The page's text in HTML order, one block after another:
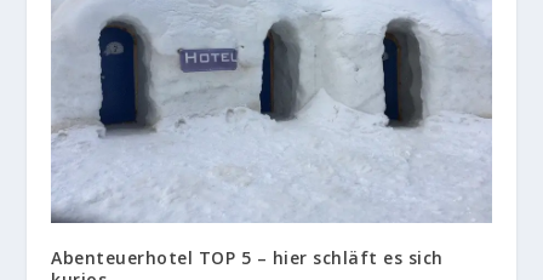
Abenteuerhotel TOP 5 – hier schläft es sich